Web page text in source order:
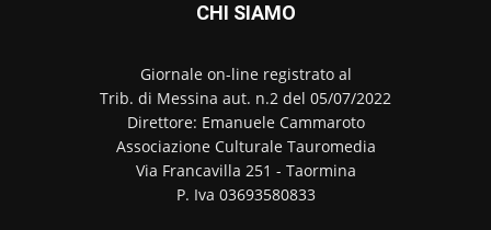
CHI SIAMO
Giornale on-line registrato al
Trib. di Messina aut. n.2 del 05/07/2022
Direttore: Emanuele Cammaroto
Associazione Culturale Tauromedia
Via Francavilla 251 - Taormina
P. Iva 03693580833